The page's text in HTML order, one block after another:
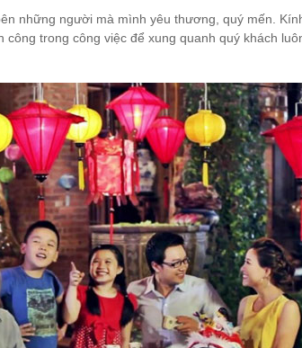
những người mà mình yêu thương, quý mến.
trong công việc để xung quanh quý khách